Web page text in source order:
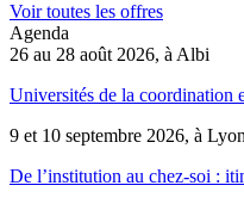
Voir toutes les offres
Agenda
26 au 28 août 2026, à Albi
Universités de la coordination
9 et 10 septembre 2026, à
De l’institution au chez-soi :